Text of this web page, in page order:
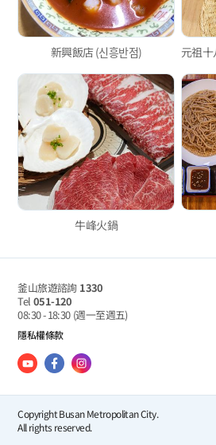
新興飯店 (신흥반점)
牛峰火鍋
釜山旅遊諮詢 1330
Tel 051-120
08:30 - 18:30 (週一至週五)
隱私權條款
Copyright Busan Metropolitan City.
All rights reserved.